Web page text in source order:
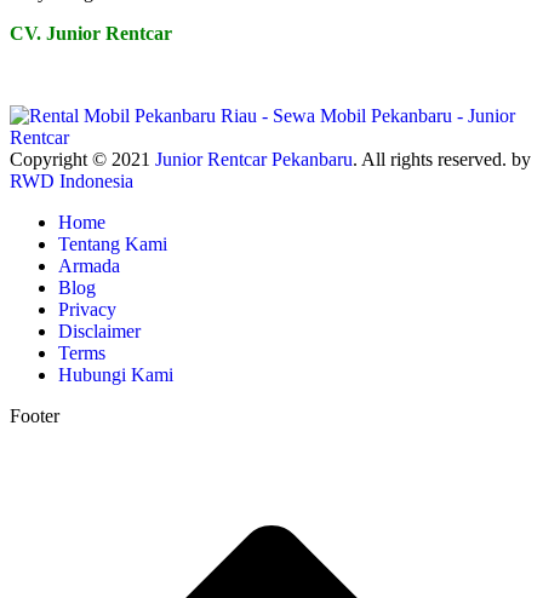
CV. Junior Rentcar
Copyright © 2021 Junior Rentcar Pekanbaru. All rights reserved. by
RWD Indonesia
Home
Tentang Kami
Armada
Blog
Privacy
Disclaimer
Terms
Hubungi Kami
Footer